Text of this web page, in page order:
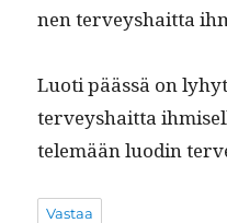
nen ter­veyshait­ta
Luoti päässä on
ter­veyshait­ta
telemään luodin
Vastaa